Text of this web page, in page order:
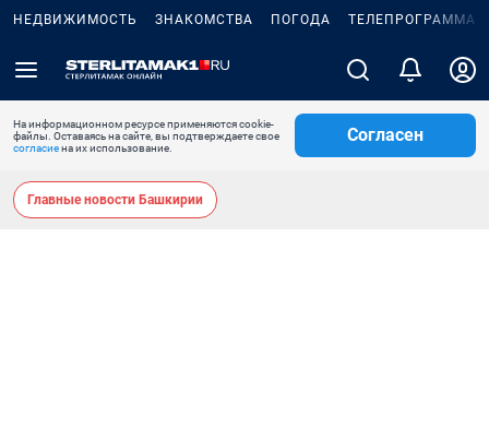
НЕДВИЖИМОСТЬ ЗНАКОМСТВА ПОГОДА ТЕЛЕПРОГРАММА
На информационном ресурсе применяются cookie-
файлы. Оставаясь на сайте, вы подтверждаете свое
согласиена их использование.
Согласен
Главные новости Башкирии